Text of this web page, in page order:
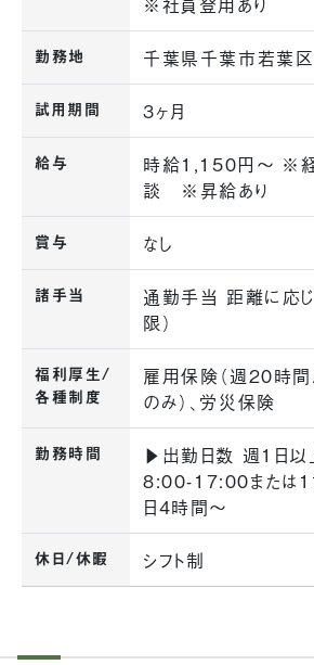
勤務地 千葉県千葉市若葉
試用期間 3ヶ月
給与
時給1,150円〜 ※経
談 ※昇給あり
賞与 なし
諸手当
通勤手当 距離に応
限）
福利厚生/
各種制度
雇用保険（週20時
のみ）、労災保険
勤務時間
▶︎出勤日数 週1日
8:00-17:00または
日4時間〜
休日/休暇 シフト制